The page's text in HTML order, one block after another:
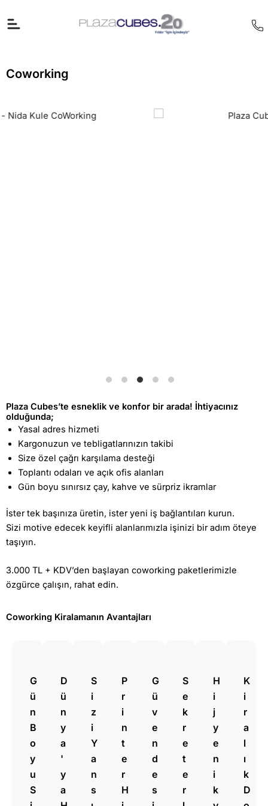
atla
Coworking
Plaza Cubes’te esneklik ve konfor bir arada! İhtiyacınız
olduğunda;
Yasal adres hizmeti
Kargonuzun ve tebligatlarınızın takibi
Size özel çağrı karşılama desteği
Toplantı odaları ve açık ofis alanları
Gün boyu sınırsız çay, kahve ve sürpriz ikramlar
İster tek başınıza üretin, ister yeni iş bağlantıları kurun.
Sizi motive edecek keyifli alanlarımızla işinizi bir adım öteye
taşıyın.
3.000 TL + KDV’den başlayan coworking paketlerimizle
özgürce çalışın, rahat edin.
Coworking Kiralamanın Avantajları
G
ü
n
B
o
y
u
S
D
ü
n
y
a
'
y
a
S
i
z
i
Y
a
n
s
P
r
i
n
t
e
r
H
G
ü
v
e
n
d
e
s
S
e
k
r
e
t
e
r
H
i
j
y
e
n
i
k
K
i
r
a
l
ı
k
D